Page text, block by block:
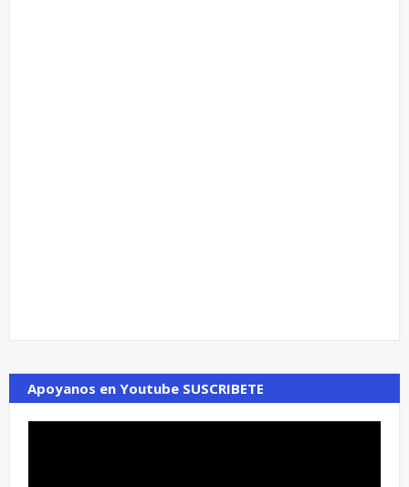
Apoyanos en Youtube SUSCRIBETE